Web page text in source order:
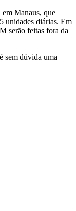
Manaus, que
unidades diárias. Em
serão feitas fora da
sem dúvida uma